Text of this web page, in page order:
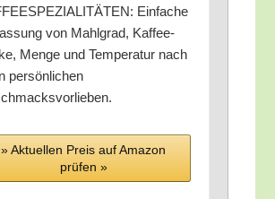
Ein­fa­che
von Mahl­grad, Kaf­fee­
Men­ge und Tem­pe­ra­tur nach
per­sön­li­chen
» Aktu­el­len Preis auf Ama­zon
prü­fen »